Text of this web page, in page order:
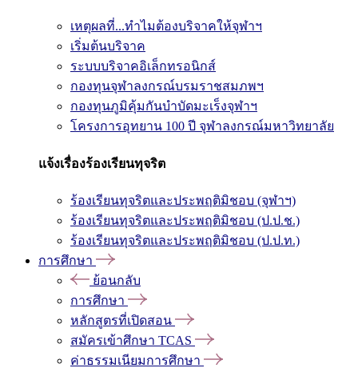
เหตุผลที่...ทำไมต้องบริจาคให้จุฬาฯ
เริ่มต้นบริจาค
ระบบบริจาคอิเล็กทรอนิกส์
กองทุนจุฬาลงกรณ์บรมราชสมภพฯ
กองทุนภูมิคุ้มกันบำบัดมะเร็งจุฬาฯ
โครงการอุทยาน 100 ปี จุฬาลงกรณ์มหาวิทยาลัย
แจ้งเรื่องร้องเรียนทุจริต
ร้องเรียนทุจริตและประพฤติมิชอบ (จุฬาฯ)
ร้องเรียนทุจริตและประพฤติมิชอบ (ป.ป.ช.)
ร้องเรียนทุจริตและประพฤติมิชอบ (ป.ป.ท.)
การศึกษา
ย้อนกลับ
การศึกษา
หลักสูตรที่เปิดสอน
สมัครเข้าศึกษา TCAS
ค่าธรรมเนียมการศึกษา